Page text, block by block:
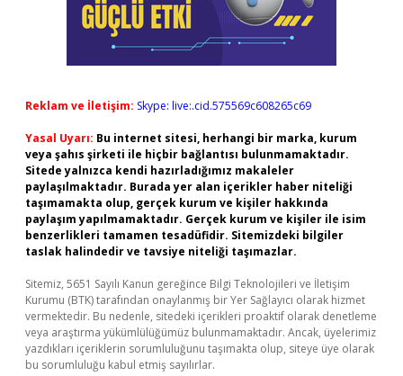
Reklam ve İletişim: Skype: live:.cid.575569c608265c69
Yasal Uyarı: Bu internet sitesi, herhangi bir marka, kurum
veya şahıs şirketi ile hiçbir bağlantısı bulunmamaktadır.
Sitede yalnızca kendi hazırladığımız makaleler
paylaşılmaktadır. Burada yer alan içerikler haber niteliği
taşımamakta olup, gerçek kurum ve kişiler hakkında
paylaşım yapılmamaktadır. Gerçek kurum ve kişiler ile isim
benzerlikleri tamamen tesadüfidir. Sitemizdeki bilgiler
taslak halindedir ve tavsiye niteliği taşımazlar.
Sitemiz, 5651 Sayılı Kanun gereğince Bilgi Teknolojileri ve İletişim
Kurumu (BTK) tarafından onaylanmış bir Yer Sağlayıcı olarak hizmet
vermektedir. Bu nedenle, sitedeki içerikleri proaktif olarak denetleme
veya araştırma yükümlülüğümüz bulunmamaktadır. Ancak, üyelerimiz
yazdıkları içeriklerin sorumluluğunu taşımakta olup, siteye üye olarak
bu sorumluluğu kabul etmiş sayılırlar.